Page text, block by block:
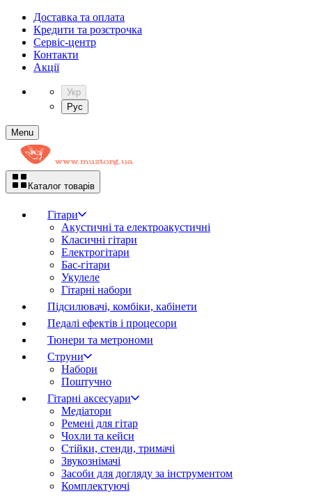
Доставка та оплата
Кредити та розстрочка
Сервіc-центр
Контакти
Акції
Укр
Рус
Menu
Каталог товарів
Гітари
Акустичні та електроакустичні
Класичні гітари
Електрогітари
Бас-гітари
Укулеле
Гітарні набори
Підсилювачі, комбіки, кабінети
Педалі ефектів і процесори
Тюнери та метрономи
Струни
Набори
Поштучно
Гітарні аксесуари
Медіатори
Ремені для гітар
Чохли та кейси
Стійки, стенди, тримачі
Звукознімачі
Засоби для догляду за інструментом
Комплектуючі